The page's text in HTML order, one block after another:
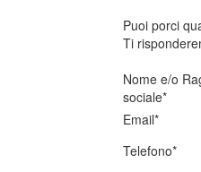
Puoi porci
Ti
Nome e/o
sociale*
Email*
Telefono*